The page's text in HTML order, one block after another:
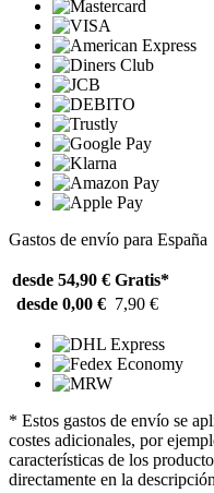
Gastos de envío para España
desde 54,90 € Gratis*
desde 0,00 € 7,90 €
* Estos gastos de envío se
costes adicionales, por
características de los
directamente en la